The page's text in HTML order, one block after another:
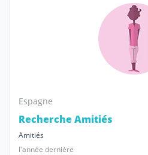
Espagne
Recherche Amitiés
Amitiés
l'année dernière